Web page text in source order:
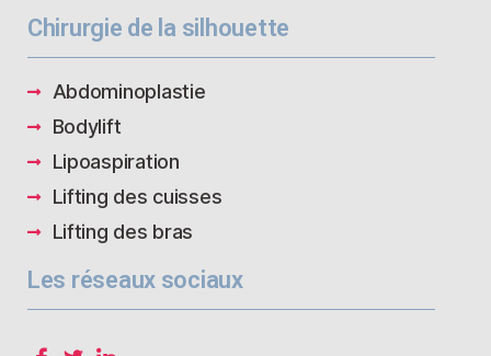
Chirurgie de la silhouette
Abdominoplastie
Bodylift
Lipoaspiration
Lifting des cuisses
Lifting des bras
Les réseaux sociaux